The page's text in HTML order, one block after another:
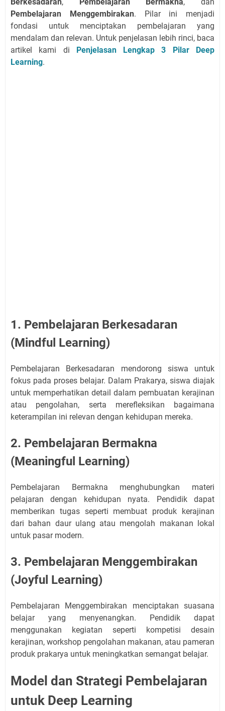
Berkesadaran, Pembelajaran Bermakna, dan
Pembelajaran Menggembirakan. Pilar ini menjadi
fondasi untuk menciptakan pembelajaran yang
mendalam dan relevan. Untuk penjelasan lebih rinci, baca
artikel kami di
Penjelasan Lengkap 3 Pilar Deep
Learning.
1. Pembelajaran Berkesadaran
(Mindful Learning)
Pembelajaran Berkesadaran mendorong siswa untuk
fokus pada proses belajar. Dalam Prakarya, siswa diajak
untuk memperhatikan detail dalam pembuatan kerajinan
atau pengolahan, serta merefleksikan bagaimana
keterampilan ini relevan dengan kehidupan mereka.
2. Pembelajaran Bermakna
(Meaningful Learning)
Pembelajaran Bermakna menghubungkan materi
pelajaran dengan kehidupan nyata. Pendidik dapat
memberikan tugas seperti membuat produk kerajinan
dari bahan daur ulang atau mengolah makanan lokal
untuk pasar modern.
3. Pembelajaran Menggembirakan
(Joyful Learning)
Pembelajaran Menggembirakan menciptakan suasana
belajar yang menyenangkan. Pendidik dapat
menggunakan kegiatan seperti kompetisi desain
kerajinan, workshop pengolahan makanan, atau pameran
produk prakarya untuk meningkatkan semangat belajar.
Model dan Strategi Pembelajaran
untuk Deep Learning